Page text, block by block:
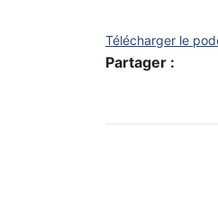
Télécharger le
Partager :